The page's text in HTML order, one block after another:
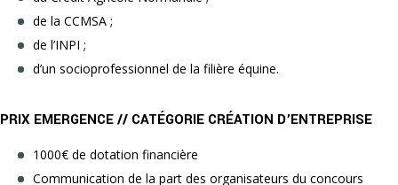
de la CCMSA ;
de l’INPI ;
d’un socioprofessionnel de la filière équine.
PRIX EMERGENCE // CATÉGORIE CRÉATION D’ENTREPRISE
1000€ de dotation financière
Communication de la part des organisateurs du concours